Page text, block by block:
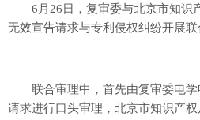
6月26日，复审委与北京市知识
无效宣告请求与专利侵权纠纷开展联
联合审理中，首先由复审委电学
请求进行口头审理，北京市知识产